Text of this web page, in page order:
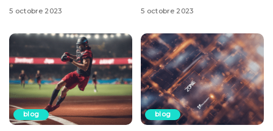
5 octobre 2023 5 octobre 2023
blog blog